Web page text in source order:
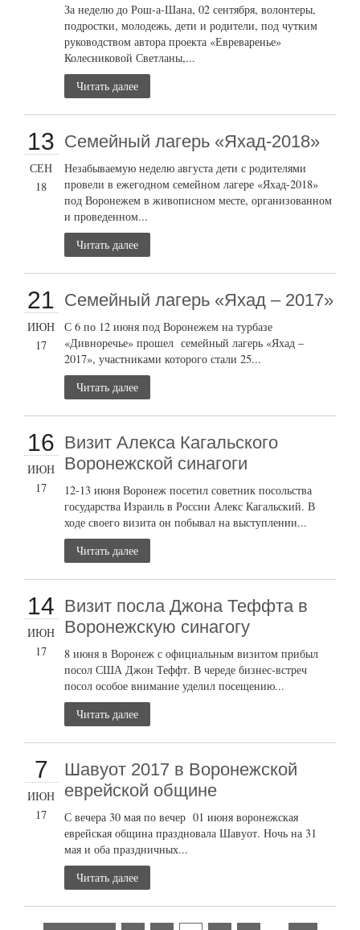
За неделю до Рош-а-Шана, 02 сентября, волонтеры,
подростки, молодежь, дети и родители, под чутким
руководством автора проекта «Евреваренье»
Колесниковой Светланы,...
Читать далее
13
СЕН
18
Семейный лагерь «Яхад-2018»
Незабываемую неделю августа дети с родителями
провели в ежегодном семейном лагере «Яхад-2018»
под Воронежем в живописном месте, организованном
и проведенном...
Читать далее
21
ИЮН
17
Семейный лагерь «Яхад – 2017»
С 6 по 12 июня под Воронежем на турбазе
«Дивноречье» прошел семейный лагерь «Яхад –
2017», участниками которого стали 25...
Читать далее
16
ИЮН
17
Визит Алекса Кагальского
Воронежской синагоги
12-13 июня Воронеж посетил советник посольства
государства Израиль в России Алекс Кагальский. В
ходе своего визита он побывал на выступлении...
Читать далее
14
ИЮН
17
Визит посла Джона Теффта в
Воронежскую синагогу
8 июня в Воронеж с официальным визитом прибыл
посол США Джон Теффт. В череде бизнес-встреч
посол особое внимание уделил посещению...
Читать далее
7
ИЮН
17
Шавуот 2017 в Воронежской
еврейской общине
С вечера 30 мая по вечер 01 июня воронежская
еврейская община праздновала Шавуот. Ночь на 31
мая и оба праздничных...
Читать далее